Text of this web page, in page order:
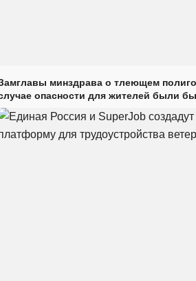
минздрава о тлеющем
опасности для жителей были